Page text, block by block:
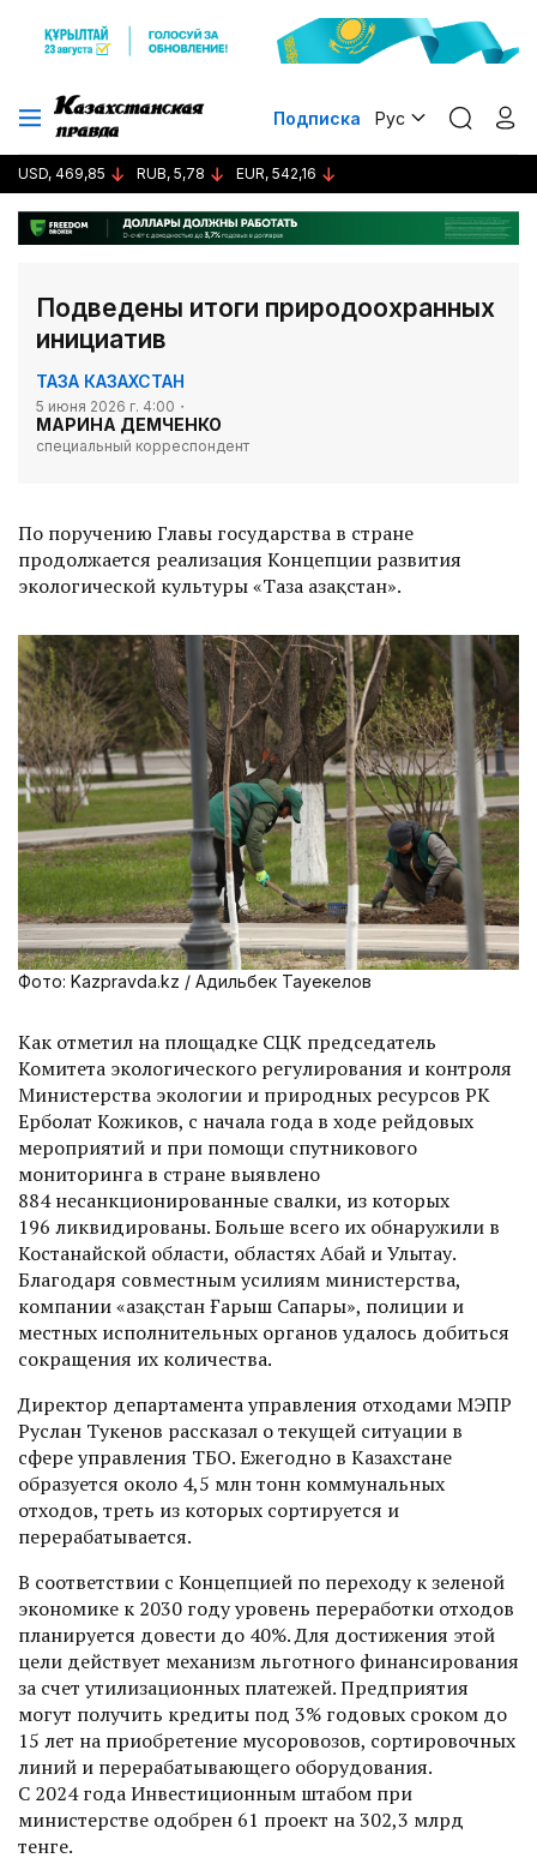
Подписка Рус
USD, 469,85 RUB, 5,78 EUR, 542,16
Подведены итоги природоохранных
инициатив
ТАЗА КАЗАХСТАН
5 июня 2026 г. 4:00
МАРИНА ДЕМЧЕНКО
специальный корреспондент
По поручению Главы государства в стране
продолжается реализация Концепции развития
экологической культуры «Таза Қазақстан».
Фото: Kazpravda.kz / Адильбек Тауекелов
Как отметил на площадке СЦК председатель
Комитета экологического регулирования и контроля
Министерства экологии и природных ресурсов РК
Ерболат Кожиков, с начала года в ходе рейдовых
мероприятий и при помощи спутникового
мониторинга в стране выявлено
884 несанкционированные свалки, из которых
196 ликвидированы. Больше всего их обнаружили в
Костанайской области, областях Абай и Улытау.
Благодаря совместным усилиям министерства,
компании «Қазақстан Ғарыш Сапары», полиции и
местных исполнительных органов удалось добиться
сокращения их количества.
Директор департамента управления отходами МЭПР
Руслан Тукенов рассказал о текущей ситуации в
сфере управления ТБО. Ежегодно в Казахстане
образуется около 4,5 млн тонн коммунальных
отходов, треть из которых сортируется и
перерабатывается.
В соответствии с Концепцией по переходу к зеленой
экономике к 2030 году уровень переработки отходов
планируется довести до 40%. Для достижения этой
цели действует механизм льготного финансирования
за счет утилизационных платежей. Предприятия
могут получить кредиты под 3% годовых сроком до
15 лет на приобретение мусоровозов, сортировочных
линий и перерабатывающего оборудования.
С 2024 года Инвестиционным штабом при
министерстве одобрен 61 проект на 302,3 млрд
тенге.